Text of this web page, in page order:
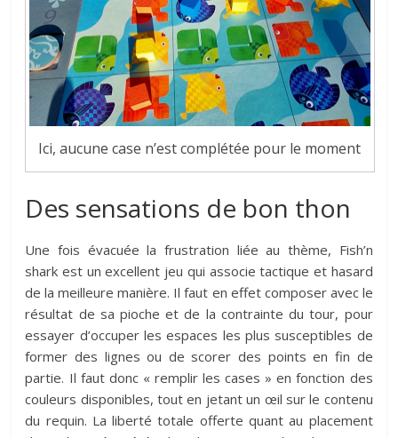
Ici, aucune case n’est complétée pour le moment
Des sensations de bon thon
Une fois évacuée la frustration liée au thème, Fish’n
shark est un excellent jeu qui associe tactique et hasard
de la meilleure manière. Il faut en effet composer avec le
résultat de sa pioche et de la contrainte du tour, pour
essayer d’occuper les espaces les plus susceptibles de
former des lignes ou de scorer des points en fin de
partie. Il faut donc « remplir les cases » en fonction des
couleurs disponibles, tout en jetant un œil sur le contenu
du requin. La liberté totale offerte quant au placement